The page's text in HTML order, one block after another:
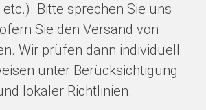
Bitte sprechen Sie uns
Sie den Versand von
Wir prüfen dann individuell
unter Berücksichtigung
lokaler Richtlinien.